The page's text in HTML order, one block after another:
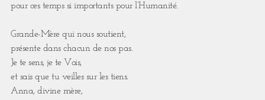
pour ces temps si importants pour l’Humanité.
Grande-Mère qui nous soutient,
présente dans chacun de nos pas.
Je te sens, je te Vois,
et sais que tu veilles sur les tiens.
Anna, divine mère,